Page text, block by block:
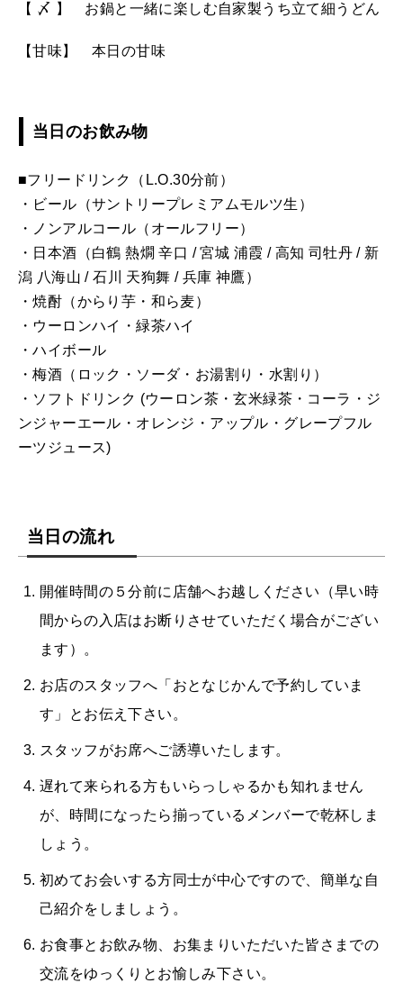
【 〆 】 お鍋と一緒に楽しむ自家製うち立て細うどん
【甘味】 本日の甘味
当日のお飲み物
■フリードリンク（L.O.30分前）
・ビール（サントリープレミアムモルツ生）
・ノンアルコール（オールフリー）
・日本酒（白鶴 熱燗 辛口 / 宮城 浦霞 / 高知 司牡丹 / 新
潟 八海山 / 石川 天狗舞 / 兵庫 神鷹）
・焼酎（からり芋・和ら麦）
・ウーロンハイ・緑茶ハイ
・ハイボール
・梅酒（ロック・ソーダ・お湯割り・水割り）
・ソフトドリンク (ウーロン茶・玄米緑茶・コーラ・ジ
ンジャーエール・オレンジ・アップル・グレープフル
ーツジュース)
当日の流れ
開催時間の５分前に店舗へお越しください（早い時
間からの入店はお断りさせていただく場合がござい
ます）。
お店のスタッフへ「おとなじかんで予約していま
す」とお伝え下さい。
スタッフがお席へご誘導いたします。
遅れて来られる方もいらっしゃるかも知れません
が、時間になったら揃っているメンバーで乾杯しま
しょう。
初めてお会いする方同士が中心ですので、簡単な自
己紹介をしましょう。
お食事とお飲み物、お集まりいただいた皆さまでの
交流をゆっくりとお愉しみ下さい。